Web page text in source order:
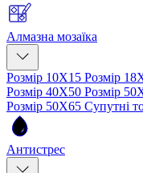
Алмазна мозаїка
Розмір 10Х15 Розмір
Розмір 40Х50 Розмір
Розмір 50Х65 Супутні
Антистрес